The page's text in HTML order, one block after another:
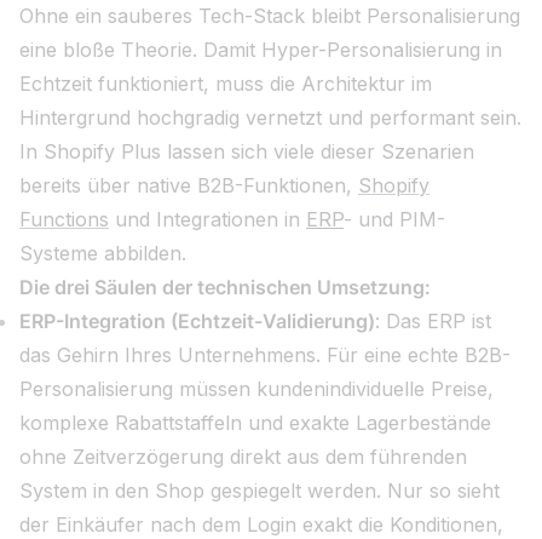
Ohne ein sauberes Tech-Stack bleibt Personalisierung
eine bloße Theorie. Damit Hyper-Personalisierung in
Echtzeit funktioniert, muss die Architektur im
Hintergrund hochgradig vernetzt und performant sein.
In Shopify Plus lassen sich viele dieser Szenarien
bereits über native B2B-Funktionen, Shopify
Functions und Integrationen in ERP- und PIM-
Systeme abbilden.
Die drei Säulen der technischen Umsetzung:
ERP-Integration (Echtzeit-Validierung): Das ERP ist
das Gehirn Ihres Unternehmens. Für eine echte B2B-
Personalisierung müssen kundenindividuelle Preise,
komplexe Rabattstaffeln und exakte Lagerbestände
ohne Zeitverzögerung direkt aus dem führenden
System in den Shop gespiegelt werden. Nur so sieht
der Einkäufer nach dem Login exakt die Konditionen,